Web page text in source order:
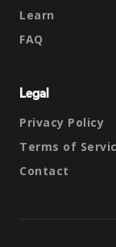
Learn
FAQ
Legal
Privacy Policy
Terms of
Contact